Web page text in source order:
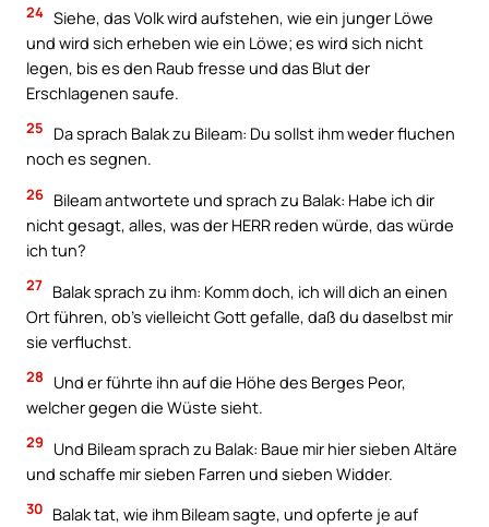
24 Siehe, das Volk wird aufstehen, wie ein junger Löwe
und wird sich erheben wie ein Löwe; es wird sich nicht
legen, bis es den Raub fresse und das Blut der
Erschlagenen saufe.
25
Da sprach Balak zu Bileam: Du sollst ihm weder fluchen
noch es segnen.
26 Bileam antwortete und sprach zu Balak: Habe ich dir
nicht gesagt, alles, was der HERR reden würde, das würde
ich tun?
27 Balak sprach zu ihm: Komm doch, ich will dich an einen
Ort führen, ob’s vielleicht Gott gefalle, daß du daselbst mir
sie verfluchst.
28
Und er führte ihn auf die Höhe des Berges Peor,
welcher gegen die Wüste sieht.
29
Und Bileam sprach zu Balak: Baue mir hier sieben Altäre
und schaffe mir sieben Farren und sieben Widder.
30 Balak tat, wie ihm Bileam sagte, und opferte je auf